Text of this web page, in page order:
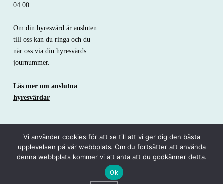
04.00
Om din hyresvärd är ansluten
till oss kan du ringa och du
når oss via din hyresvärds
journummer.
Läs mer om anslutna
hyresvärdar
© 2026 Störningsjouren Using Icelander WordPress theme.
Back
to top ↑
Vi använder cookies för att se till att vi ger dig den bästa
upplevelsen på vår webbplats. Om du fortsätter att använda
denna webbplats kommer vi att anta att du godkänner detta.
Ok